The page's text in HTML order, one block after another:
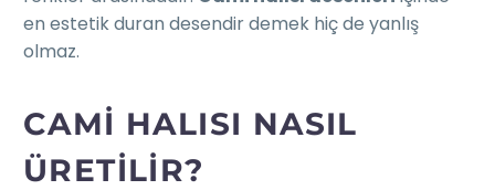
en estetik duran desendir demek hiç de yanlış
olmaz.
CAMI HALISI NASIL
ÜRETILIR?